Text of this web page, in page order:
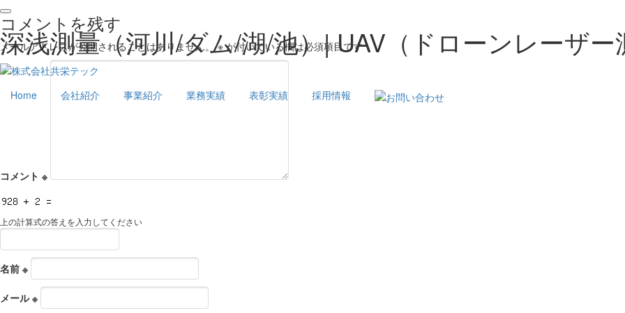
深浅測量（河川/ダム/湖/池）| UAV（ドローンレーザー
Home 会社紹介 事業紹介 業務実績 表彰実績 採用情報
コメントを残す
メールアドレスが公開されることはありません。 ※が付いている欄は必須項目です
コメント ※
上の計算式の答えを入力してください
名前 ※
メール※